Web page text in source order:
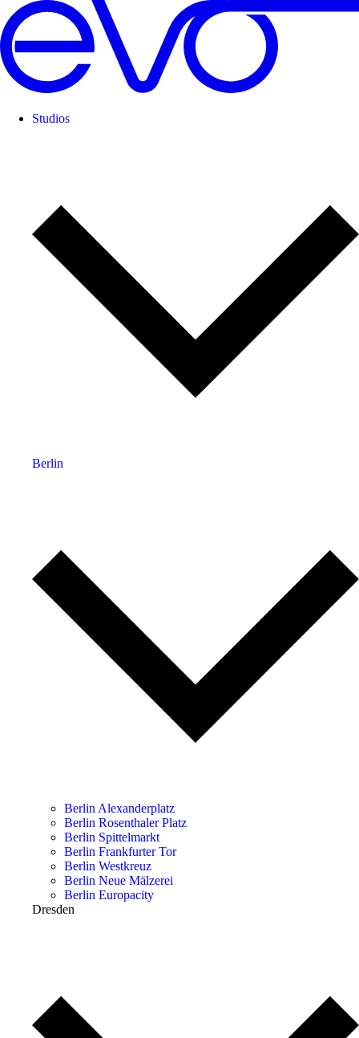
Studios
Berlin
Berlin Alexanderplatz
Berlin Rosenthaler Platz
Berlin Spittelmarkt
Berlin Frankfurter Tor
Berlin Westkreuz
Berlin Neue Mälzerei
Berlin Europacity
Dresden